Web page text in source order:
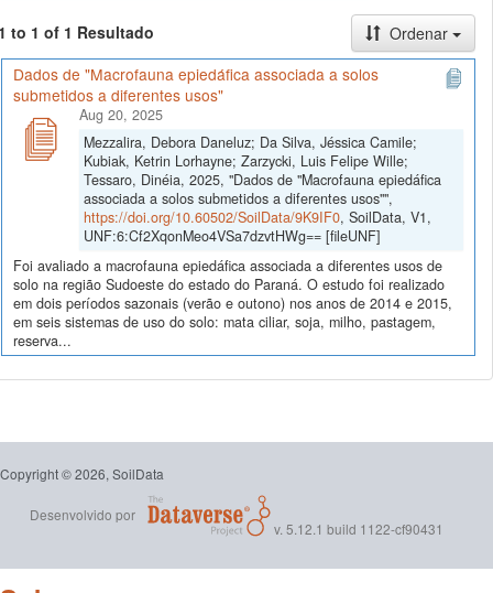
to 1 of 1 Resultado
Ordenar
Dados de "Macrofauna epiedáfica associada a solos
submetidos a diferentes usos"
Aug 20, 2025
Mezzalira, Debora Daneluz; Da Silva, Jéssica Camile;
Kubiak, Ketrin Lorhayne; Zarzycki, Luis Felipe Wille;
Tessaro, Dinéia, 2025, "Dados de "Macrofauna epiedáfica
associada a solos submetidos a diferentes usos"",
https://doi.org/10.60502/SoilData/9K9IF0, SoilData, V1,
UNF:6:Cf2XqonMeo4VSa7dzvtHWg== [fileUNF]
Foi avaliado a macrofauna epiedáfica associada a diferentes usos de
solo na região Sudoeste do estado do Paraná. O estudo foi realizado
em dois períodos sazonais (verão e outono) nos anos de 2014 e 2015,
em seis sistemas de uso do solo: mata ciliar, soja, milho, pastagem,
reserva...
Copyright © 2026, SoilData
Desenvolvido por
v. 5.12.1 build 1122-cf90431